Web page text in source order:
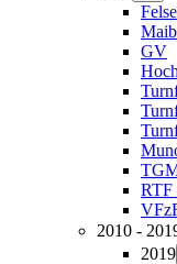
GV
RTF
2010 -
2019